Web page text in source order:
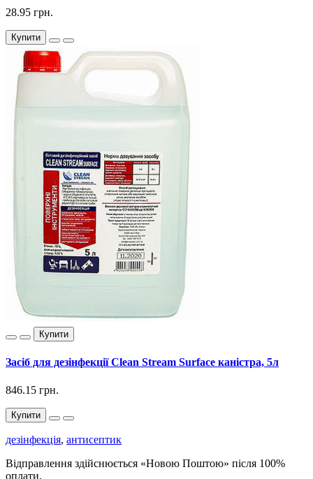
28.95 грн.
Купити
Купити
Засіб для дезінфекції Clean Stream Surface каністра, 5л
846.15 грн.
Купити
дезінфекція, антисептик
Відправлення здійснюється «Новою Поштою» після 100%
оплати.